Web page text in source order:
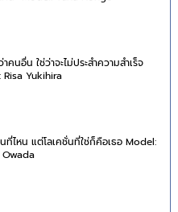
คนอื่น ใช่ว่าจะไม่ประสำความสำเร็จ
Risa Yukihira
นที่ไหน แต่โลเคชั่นที่ใช่ก็คือเธอ Model: